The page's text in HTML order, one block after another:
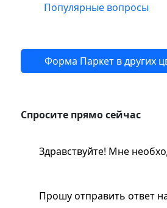
Популярные вопросы
Форма Паркет в других
Спросите прямо сейчас
Здравствуйте! Мне
Прошу отправить ответ